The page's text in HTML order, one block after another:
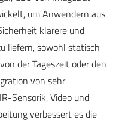
um Anwendern aus
klarere und
liefern, sowohl statisch
der Tageszeit oder den
von sehr
Sensorik, Video und
verbessert es die